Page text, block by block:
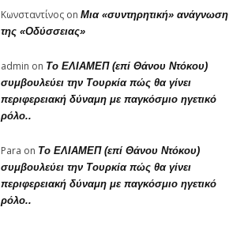
Κωνσταντίνος on Μια «συντηρητική» ανάγνωση
της «Οδύσσειας»
admin on Το ΕΛΙΑΜΕΠ (επί Θάνου Ντόκου)
συμβουλεύει την Τουρκία πώς θα γίνει
περιφερειακή δύναμη με παγκόσμιο ηγετικό
ρόλο..
Para on Το ΕΛΙΑΜΕΠ (επί Θάνου Ντόκου)
συμβουλεύει την Τουρκία πώς θα γίνει
περιφερειακή δύναμη με παγκόσμιο ηγετικό
ρόλο..